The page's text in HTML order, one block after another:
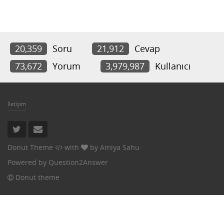
20,359 Soru 21,912
Cevap
73,672
Yorum 3,979,987 Kullanıcı
İletişim
Donut Theme with by Amiya Sahu
Powered by Question2Answer
Donut theme